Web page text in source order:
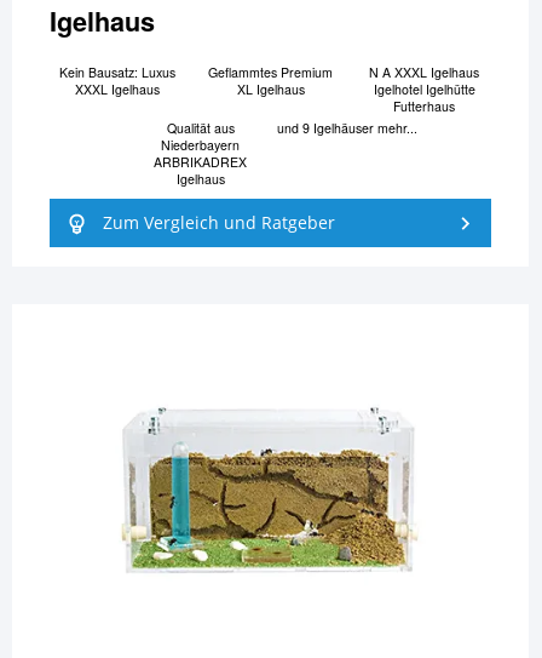
Igelhaus
Kein Bausatz: Luxus
XXXL Igelhaus
Geflammtes Premium
XL Igelhaus
N A XXXL Igelhaus
Igelhotel Igelhütte
Futterhaus
Qualität aus
Niederbayern
ARBRIKADREX
Igelhaus
und 9 Igelhäuser mehr...
Zum Vergleich und Ratgeber